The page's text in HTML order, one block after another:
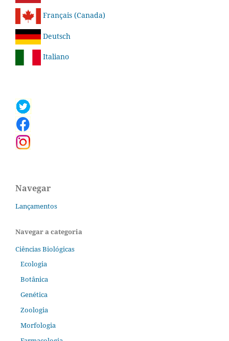
Français (Canada)
Deutsch
Italiano
Navegar
Lançamentos
Navegar a categoria
Ciências Biológicas
Ecologia
Botânica
Genética
Zoologia
Morfologia